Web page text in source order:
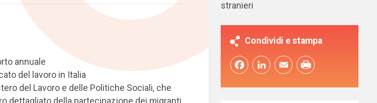
annuale
del lavoro in Italia
del Lavoro e delle Politiche Sociali, che
dettagliato della partecipazione dei migranti
stranieri
Condividi e stampa
FacebookLinkedInEmail